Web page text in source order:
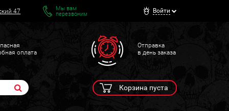
47
Мы вам
перезвоним
Войти
оплата
Отправка
в день заказа
Корзина пуста